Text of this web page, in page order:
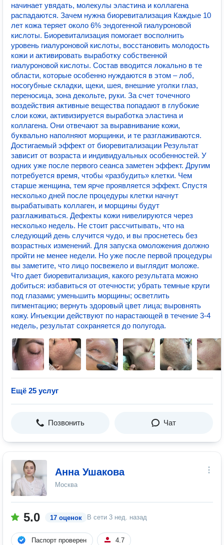
начинает увядать, молекулы эластина и коллагена
распадаются. Зачем нужна биоревитализация Каждые 10
лет кожа теряет около 6% эндогенной гиалуроновой
кислоты. Биоревитализация помогает восполнить
уровень гиалуроновой кислоты, восстановить молодость
кожи и активировать выработку собственной
гиалуроновой кислоты. Состав вводится локально в те
области, которые особенно нуждаются в этом – лоб,
носогубные складки, щеки, шея, внешние уголки глаз,
переносица, зона декольте, руки. За счет точечного
воздействия активные вещества попадают в глубокие
слои кожи, активизируется выработка эластина и
коллагена. Они отвечают за выравнивание кожи,
буквально наполняют морщинки, и те разглаживаются.
Достигаемый эффект от биоревитализации Результат
зависит от возраста и индивидуальных особенностей. У
одних уже после первого сеанса заметен эффект. Другим
потребуется время, чтобы «разбудить» клетки. Чем
старше женщина, тем ярче проявляется эффект. Спустя
несколько дней после процедуры клетки начнут
вырабатывать коллаген, и морщины будут
разглаживаться. Дефекты кожи нивелируются через
несколько недель. Не стоит рассчитывать, что на
следующий день случится чудо, и вы проснетесь без
возрастных изменений. Для запуска омоложения должно
пройти не менее недели. Но уже после первой процедуры
вы заметите, что лицо посвежело и выглядит моложе.
Что дает биоревитализация, какого результата можно
добиться: избавиться от отечности; убрать темные круги
под глазами; уменьшить морщины; осветлить
пигментацию; вернуть здоровый цвет лица; выровнять
кожу. Инъекции действуют по нарастающей в течение 3-4
недель, результат сохраняется до полугода.
Ещё 25 услуг
Позвонить Чат
Анна Ушакова
Москва
5.0 17 оценок В сети 3 нед. назад
Паспорт проверен 4.7